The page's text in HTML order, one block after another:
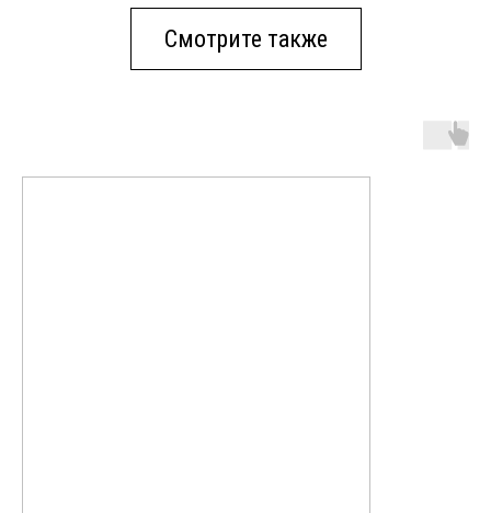
Смотрите также